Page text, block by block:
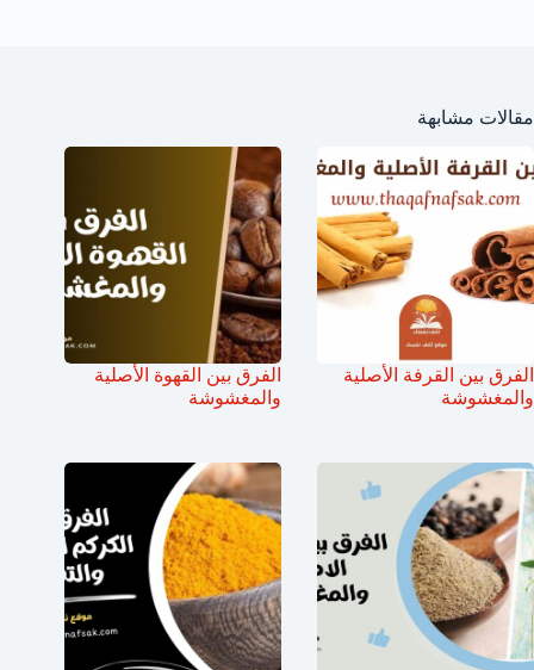
مقالات مشابهة
الفرق بين القرفة الأصلية
والمغشوشة
الفرق بين القهوة الأصلية
والمغشوشة